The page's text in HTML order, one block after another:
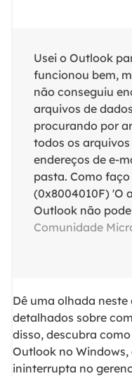
Usei o Outlook
funcionou bem,
não conseguiu
arquivos de
procurando por
todos os
endereços de e-
pasta. Como
(0x8004010F) 'O
Outlook não
Comunidade
Dê uma olhada
detalhados sobre
disso, descubra
Outlook no
ininterrupta no